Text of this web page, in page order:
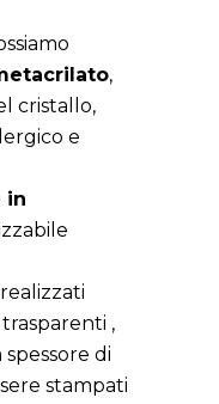
,
cristallo,
e
in
,
di
stampati